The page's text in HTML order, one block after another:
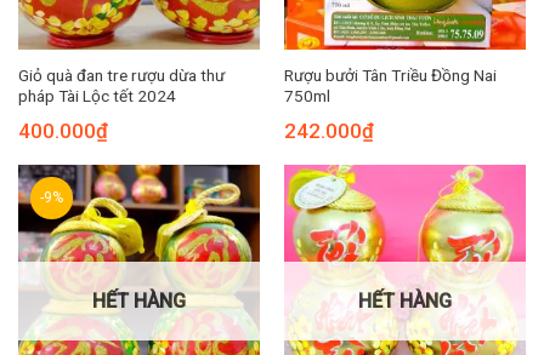
Giỏ quà đan tre rượu dừa thư
pháp Tài Lộc tết 2024
400.000₫
Rượu bưởi Tân Triều Đồng Nai
750ml
242.000₫
-9%
HẾT HÀNG HẾT HÀNG